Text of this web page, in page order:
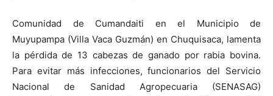
Comunidad de Cumandaiti en el Municipio de
Muyupampa (Villa Vaca Guzmán) en Chuquisaca, lamenta
la pérdida de 13 cabezas de ganado por rabia bovina.
Para evitar más infecciones, funcionarios del Servicio
Nacional de Sanidad Agropecuaria (SENASAG)